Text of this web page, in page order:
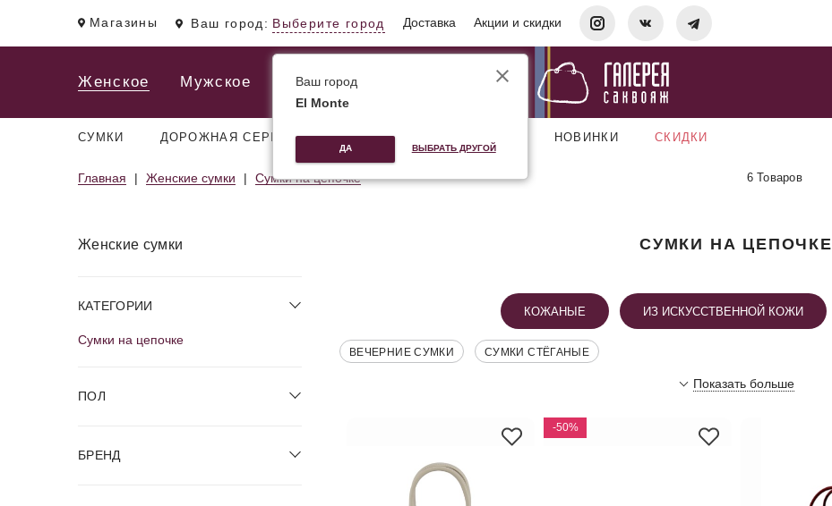
Магазины Ваш город: Выберите город Доставка Акции и скидки
Женское Мужское
СУМКИ ДОРОЖНАЯ СЕРИЯ РЮКЗАКИ НОВИНКИ СКИДКИ
Главная Женские сумки Сумки на цепочке 6 Товаров
Женские сумки
КАТЕГОРИИ
Сумки на цепочке
ПОЛ
БРЕНД
СУМКИ НА ЦЕПОЧКЕ
КОЖАНЫЕ ИЗ ИСКУССТВЕННОЙ КОЖИ
ВЕЧЕРНИЕ СУМКИ СУМКИ СТЁГАНЫЕ
Показать больше
-50%
Ваш город
El Monte
ДА ВЫБРАТЬ ДРУГОЙ